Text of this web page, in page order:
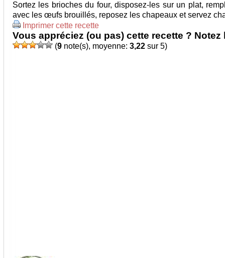
Sortez les brioches du four, disposez-les sur un plat,
avec les œufs brouillés, reposez les chapeaux et servez
Imprimer cette recette
Vous appréciez (ou pas) cette recette ? Notez
(9 note(s), moyenne: 3,22 sur 5)